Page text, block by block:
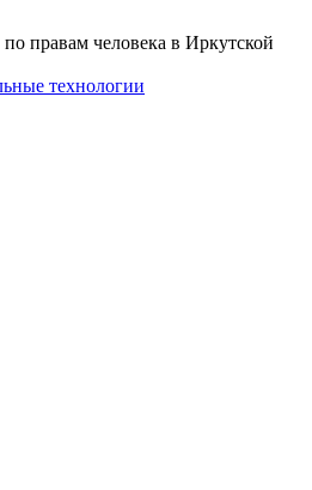
правам человека в Иркутской
технологии